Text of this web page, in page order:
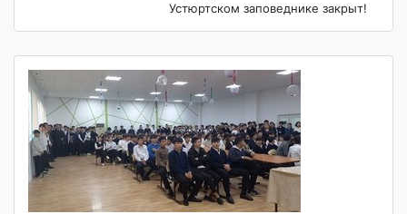
Устюртском заповеднике закрыт!